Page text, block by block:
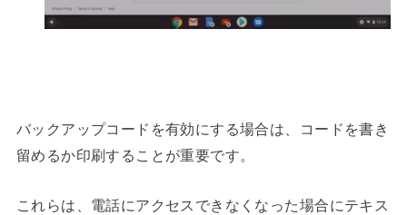
バックアップコードを有効にする場合は、コードを書き
留めるか印刷することが重要です。
これらは、電話にアクセスできなくなった場合にテキス